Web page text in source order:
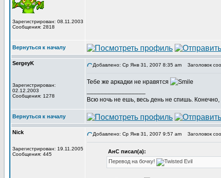
Зарегистрирован: 08.11.2003
Сообщения: 2818
Вернуться к началу
SergeyK
Зарегистрирован:
02.12.2003
Сообщения: 1278
Добавлено: Ср Янв 31, 2007 8:35 am Заголовок
Тебе же аркадки не нравятся
Всю ночь не ешь, весь день не спишь. Конечно,
Вернуться к началу
Nick
Зарегистрирован: 19.11.2005
Сообщения: 445
Добавлено: Ср Янв 31, 2007 9:57 am Заголовок
АнС писал(а):
Перевод на бочку!